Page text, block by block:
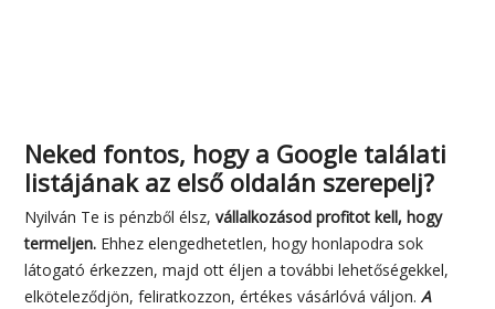
Neked fontos, hogy a Google találati
listájának az első oldalán szerepelj?
Nyilván Te is pénzből élsz, vállalkozásod profitot kell, hogy
termeljen. Ehhez elengedhetetlen, hogy honlapodra sok
látogató érkezzen, majd ott éljen a további lehetőségekkel,
elköteleződjön, feliratkozzon, értékes vásárlóvá váljon. A